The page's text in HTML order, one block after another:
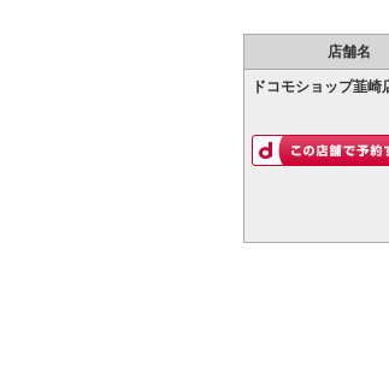
店舗名
ドコモショップ韮崎